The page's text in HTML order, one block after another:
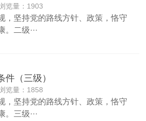
览量：1903
，坚持党的路线方针、政策，恪守
二级···
件（三级）
览量：1858
，坚持党的路线方针、政策，恪守
三级···